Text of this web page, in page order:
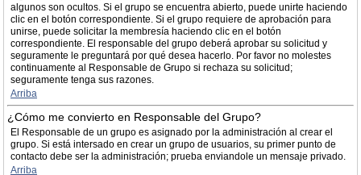
algunos son ocultos. Si el grupo se encuentra abierto, puede unirte haciendo
clic en el botón correspondiente. Si el grupo requiere de aprobación para
unirse, puede solicitar la membresía haciendo clic en el botón
correspondiente. El responsable del grupo deberá aprobar su solicitud y
seguramente le preguntará por qué desea hacerlo. Por favor no molestes
continuamente al Responsable de Grupo si rechaza su solicitud;
seguramente tenga sus razones.
Arriba
¿Cómo me convierto en Responsable del Grupo?
El Responsable de un grupo es asignado por la administración al crear el
grupo. Si está intersado en crear un grupo de usuarios, su primer punto de
contacto debe ser la administración; prueba enviandole un mensaje privado.
Arriba